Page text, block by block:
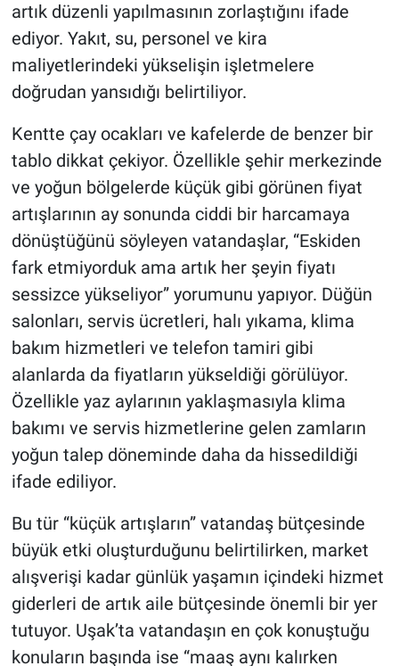
artık düzenli yapılmasının zorlaştığını ifade
ediyor. Yakıt, su, personel ve kira
maliyetlerindeki yükselişin işletmelere
doğrudan yansıdığı belirtiliyor.
Kentte çay ocakları ve kafelerde de benzer bir
tablo dikkat çekiyor. Özellikle şehir merkezinde
ve yoğun bölgelerde küçük gibi görünen fiyat
artışlarının ay sonunda ciddi bir harcamaya
dönüştüğünü söyleyen vatandaşlar, “Eskiden
fark etmiyorduk ama artık her şeyin fiyatı
sessizce yükseliyor” yorumunu yapıyor. Düğün
salonları, servis ücretleri, halı yıkama, klima
bakım hizmetleri ve telefon tamiri gibi
alanlarda da fiyatların yükseldiği görülüyor.
Özellikle yaz aylarının yaklaşmasıyla klima
bakımı ve servis hizmetlerine gelen zamların
yoğun talep döneminde daha da hissedildiği
ifade ediliyor.
Bu tür “küçük artışların” vatandaş bütçesinde
büyük etki oluşturduğunu belirtilirken, market
alışverişi kadar günlük yaşamın içindeki hizmet
giderleri de artık aile bütçesinde önemli bir yer
tutuyor. Uşak’ta vatandaşın en çok konuştuğu
konuların başında ise “maaş aynı kalırken